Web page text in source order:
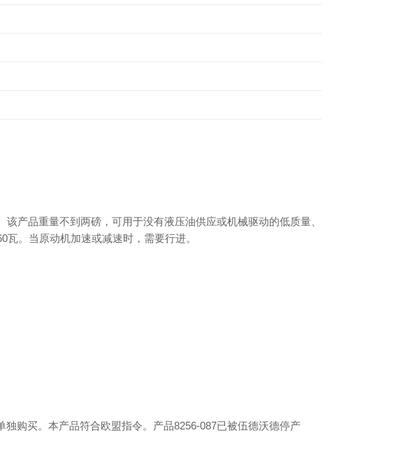
产品重量不到两磅，可用于没有液压油供应或机械驱动的低质量、
。当原动机加速或减速时，需要行进。
购买。本产品符合欧盟指令。产品8256-087已被伍德沃德停产